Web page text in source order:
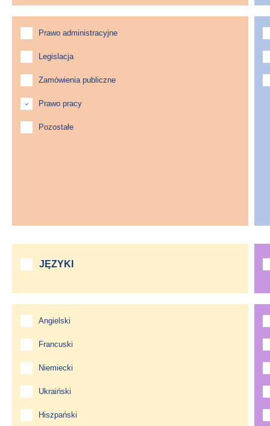
Prawo administracyjne
Legislacja
Zamówienia publiczne
Prawo pracy
Pozostałe
JĘZYKI
Angielski
Francuski
Niemiecki
Ukraiński
Hiszpański